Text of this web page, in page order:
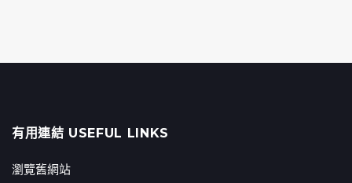
有用連結 USEFUL LINKS
瀏覽舊網站